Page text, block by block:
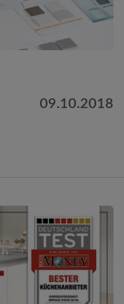
09.10.2018